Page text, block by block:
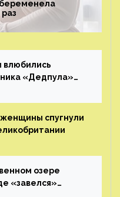
«Дедпула»
спугнули
озере
«завелся»